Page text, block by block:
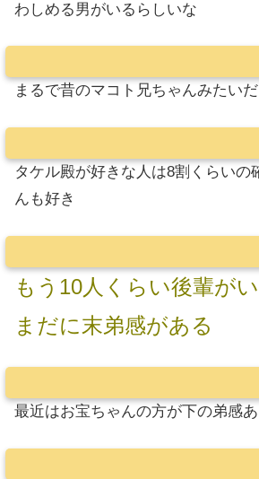
わしめる男がいるらしいな
まるで昔のマコト兄ちゃんみたいだ
タケル殿が好きな人は8割くらいの
んも好き
もう10人くらい後輩が
まだに末弟感がある
最近はお宝ちゃんの方が下の弟感